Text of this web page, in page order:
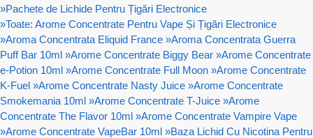
»Pachete de Lichide Pentru Țigări Electronice
»Toate: Arome Concentrate Pentru Vape Și Țigări Electronice
»Aroma Concentrata Eliquid France »Aroma Concentrata Guerra
Puff Bar 10ml »Arome Concentrate Biggy Bear »Arome Concentrate
e-Potion 10ml »Arome Concentrate Full Moon »Arome Concentrate
K-Fuel »Arome Concentrate Nasty Juice »Arome Concentrate
Smokemania 10ml »Arome Concentrate T-Juice »Arome
Concentrate The Flavor 10ml »Arome Concentrate Vampire Vape
»Arome Concentrate VapeBar 10ml »Baza Lichid Cu Nicotina Pentru